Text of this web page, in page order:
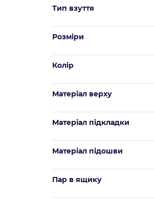
Тип взуття
Розміри
Колір
Матеріал верху
Mатеріал підкладки
Матеріал підошви
Пар в ящику